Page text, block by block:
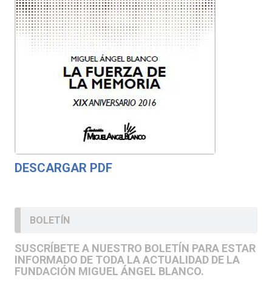
DESCARGAR PDF
BOLETÍN
SUSCRÍBETE A NUESTRO BOLETÍN PARA ESTAR
INFORMADO DE TODA LA ACTUALIDAD DE LA
FUNDACIÓN MIGUEL ÁNGEL BLANCO.